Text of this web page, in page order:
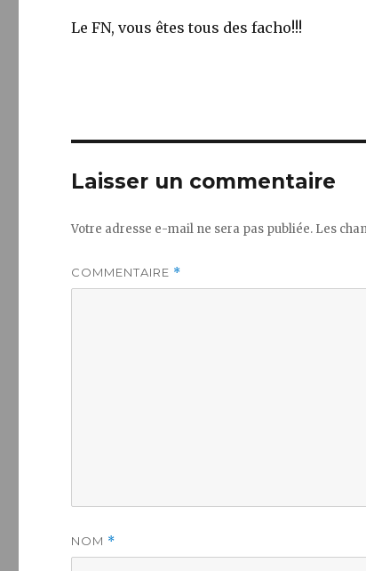
Le FN, vous êtes tous des facho!!!
Laisser un commentaire
Votre adresse e-mail ne sera pas publiée. Les
COMMENTAIRE *
NOM *